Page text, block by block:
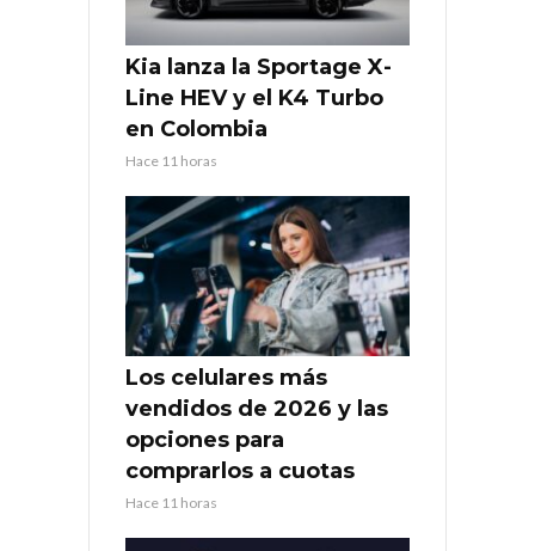
Kia lanza la Sportage X-
Line HEV y el K4 Turbo
en Colombia
Hace 11 horas
Los celulares más
vendidos de 2026 y las
opciones para
comprarlos a cuotas
Hace 11 horas